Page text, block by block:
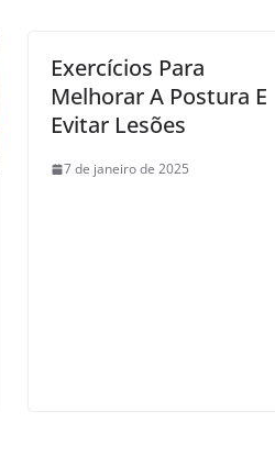
Exercícios Para
Melhorar A Postura E
Evitar Lesões
7 de janeiro de 2025